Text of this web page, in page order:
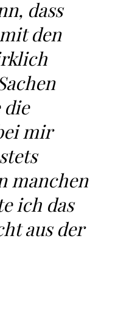
dass
den
die
mir
manchen
ich das
aus der